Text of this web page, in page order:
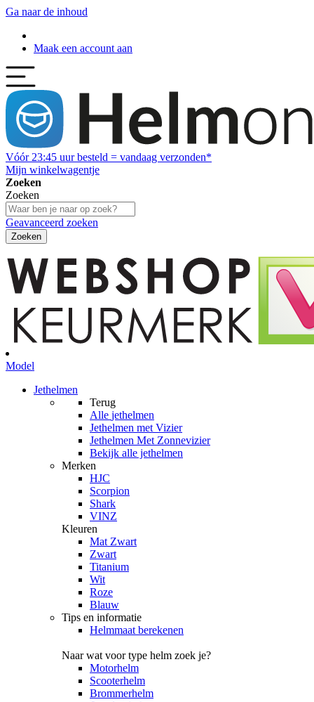
Ga naar de inhoud
Maak een account aan
Vóór 23:45 uur besteld = vandaag verzonden*
Mijn winkelwagentje
Zoeken
Zoeken
Geavanceerd zoeken
Zoeken
Model
Jethelmen
Terug
Alle jethelmen
Jethelmen met Vizier
Jethelmen Met Zonnevizier
Bekijk alle jethelmen
Merken
HJC
Scorpion
Shark
VINZ
Kleuren
Mat Zwart
Zwart
Titanium
Wit
Roze
Blauw
Tips en informatie
Helmmaat berekenen
Naar wat voor type helm zoek je?
Motorhelm
Scooterhelm
Brommerhelm